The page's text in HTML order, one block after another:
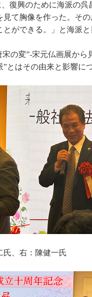
復興のために海派の呉
て胸像を作った。そ
ができる。」と海派と
の変”-宋元仏画展から
とはその由来と影響に
氏、右：陳健一氏